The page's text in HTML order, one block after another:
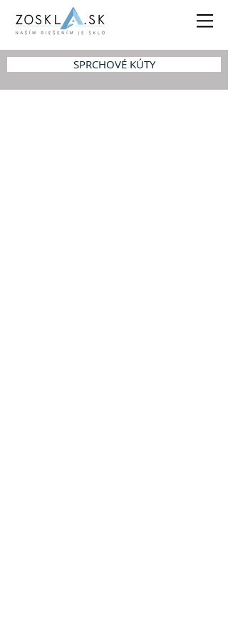
SPRCHOVÉ KÚTY